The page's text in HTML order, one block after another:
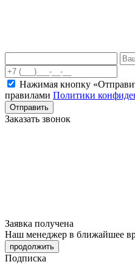
Нажимая кнопку
правилами Политики
Отправить
Заказать звонок
Заявка получена
Наш менеджер в ближайшее
продолжить
Подписка